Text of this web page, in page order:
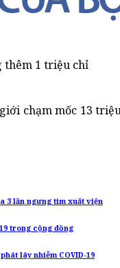
thêm 1 triệu chỉ
chạm mốc 13
3 lần ngưng tim xuất viện
trong cộng đồng
lây nhiễm COVID-19